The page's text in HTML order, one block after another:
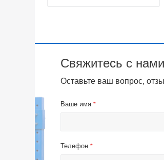
Свяжитесь с нами
Оставьте ваш вопрос,
Ваше имя *
Телефон *